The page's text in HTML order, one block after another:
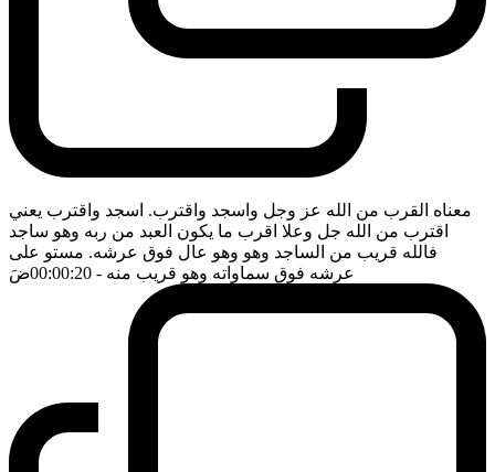
معناه القرب من الله عز وجل واسجد واقترب. اسجد واقترب يعني
اقترب من الله جل وعلا اقرب ما يكون العبد من ربه وهو ساجد
فالله قريب من الساجد وهو وهو عال فوق عرشه. مستو على
عرشه فوق سماواته وهو قريب منه - 00:00:20 ضَ